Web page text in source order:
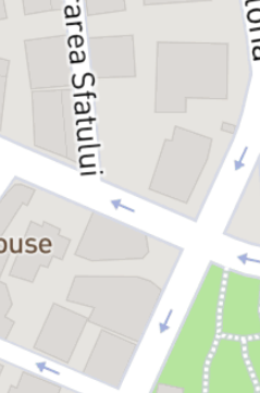
și emoționantă a ceea ce
de nedescris și a găsi
durerea rămâne o prezență
piesa este, în cele din urmă,
unei căi pentru a putea merge